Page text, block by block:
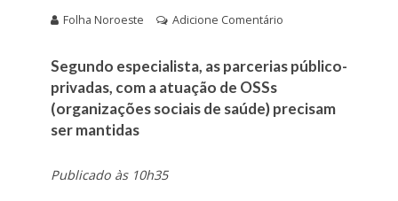
Folha Noroeste Adicione Comentário
Segundo especialista, as parcerias público-
privadas, com a atuação de OSSs
(organizações sociais de saúde) precisam
ser mantidas
Publicado às 10h35